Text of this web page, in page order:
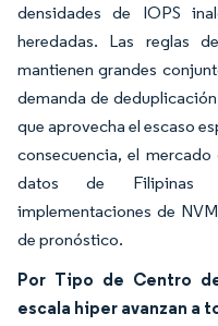
densidades de IOPS
heredadas. Las reglas
mantienen grandes
demanda de
que aprovecha el escaso
consecuencia, el
datos de Filipinas
implementaciones de
de pronóstico.
Por Tipo de Centro
escala hiper avanzan a